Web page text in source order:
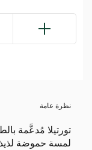
نظرة عامة
تورتيلا مُدعَّمة
لمسة حموضة